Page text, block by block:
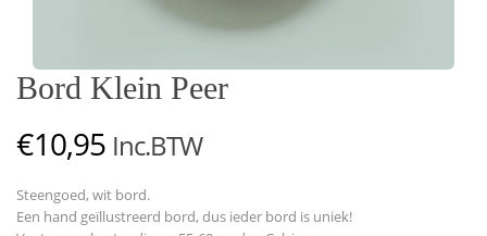
Bord Klein Peer
€10,95 Inc.BTW
Steengoed, wit bord.
Een hand geïllustreerd bord, dus ieder bord is uniek!